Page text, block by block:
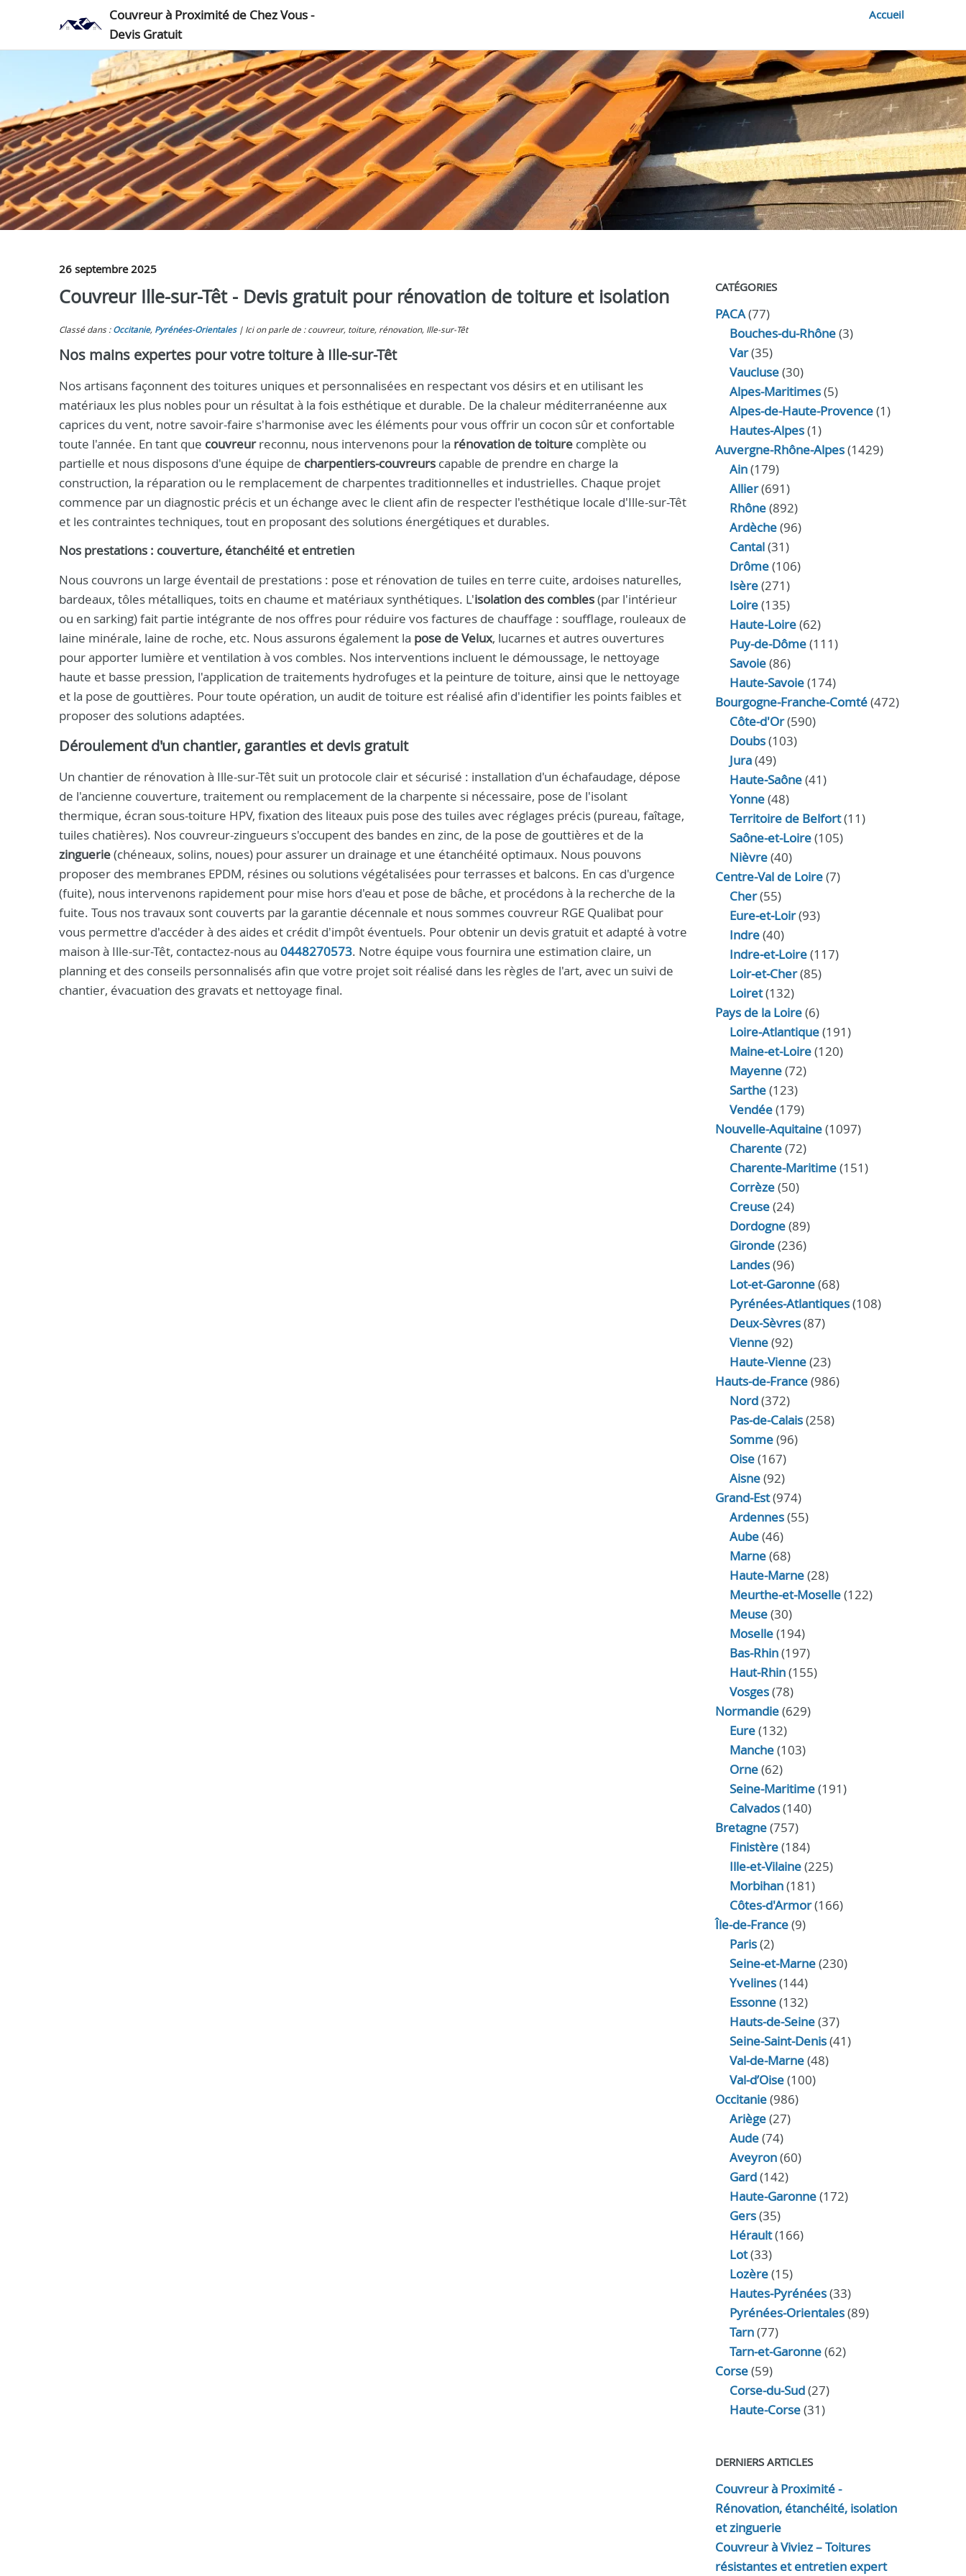
Couvreur à Proximité de Chez Vous -
Devis Gratuit
Accueil
26 septembre 2025
Couvreur Ille-sur-Têt - Devis gratuit pour rénovation de toiture et isolation
Classé dans : Occitanie, Pyrénées-Orientales Ici on parle de : couvreur, toiture, rénovation, Ille-sur-Têt
Nos mains expertes pour votre toiture à Ille-sur-Têt
Nos artisans façonnent des toitures uniques et personnalisées en respectant vos désirs et en utilisant les
matériaux les plus nobles pour un résultat à la fois esthétique et durable. De la chaleur méditerranéenne aux
caprices du vent, notre savoir-faire s'harmonise avec les éléments pour vous offrir un cocon sûr et confortable
toute l'année. En tant que couvreurreconnu, nous intervenons pour la rénovation de toiture complète ou
partielle et nous disposons d'une équipe de charpentiers-couvreurs capable de prendre en charge la
construction, la réparation ou le remplacement de charpentes traditionnelles et industrielles. Chaque projet
commence par un diagnostic précis et un échange avec le client afin de respecter l'esthétique locale d'Ille-sur-Têt
et les contraintes techniques, tout en proposant des solutions énergétiques et durables.
Nos prestations : couverture, étanchéité et entretien
Nous couvrons un large éventail de prestations : pose et rénovation de tuiles en terre cuite, ardoises naturelles,
bardeaux, tôles métalliques, toits en chaume et matériaux synthétiques. L'isolation des combles(par l'intérieur
ou en sarking) fait partie intégrante de nos offres pour réduire vos factures de chauffage : soufflage, rouleaux de
laine minérale, laine de roche, etc. Nous assurons également la pose de Velux, lucarnes et autres ouvertures
pour apporter lumière et ventilation à vos combles. Nos interventions incluent le démoussage, le nettoyage
haute et basse pression, l'application de traitements hydrofuges et la peinture de toiture, ainsi que le nettoyage
et la pose de gouttières. Pour toute opération, un audit de toiture est réalisé afin d'identifier les points faibles et
proposer des solutions adaptées.
Déroulement d'un chantier, garanties et devis gratuit
Un chantier de rénovation à Ille-sur-Têt suit un protocole clair et sécurisé : installation d'un échafaudage, dépose
de l'ancienne couverture, traitement ou remplacement de la charpente si nécessaire, pose de l'isolant
thermique, écran sous-toiture HPV, fixation des liteaux puis pose des tuiles avec réglages précis (pureau, faîtage,
tuiles chatières). Nos couvreur-zingueurs s'occupent des bandes en zinc, de la pose de gouttières et de la
zinguerie(chéneaux, solins, noues) pour assurer un drainage et une étanchéité optimaux. Nous pouvons
proposer des membranes EPDM, résines ou solutions végétalisées pour terrasses et balcons. En cas d'urgence
(fuite), nous intervenons rapidement pour mise hors d'eau et pose de bâche, et procédons à la recherche de la
fuite. Tous nos travaux sont couverts par la garantie décennale et nous sommes couvreur RGE Qualibat pour
vous permettre d'accéder à des aides et crédit d'impôt éventuels. Pour obtenir un devis gratuit et adapté à votre
maison à Ille-sur-Têt, contactez-nous au 0448270573. Notre équipe vous fournira une estimation claire, un
planning et des conseils personnalisés afin que votre projet soit réalisé dans les règles de l'art, avec un suivi de
chantier, évacuation des gravats et nettoyage final.
CATÉGORIES
PACA(77)
Bouches-du-Rhône(3)
Var(35)
Vaucluse(30)
Alpes-Maritimes(5)
Alpes-de-Haute-Provence(1)
Hautes-Alpes(1)
Auvergne-Rhône-Alpes(1429)
Ain(179)
Allier(691)
Rhône(892)
Ardèche(96)
Cantal(31)
Drôme(106)
Isère(271)
Loire(135)
Haute-Loire(62)
Puy-de-Dôme(111)
Savoie(86)
Haute-Savoie(174)
Bourgogne-Franche-Comté(472)
Côte-d'Or(590)
Doubs(103)
Jura(49)
Haute‑Saône(41)
Yonne(48)
Territoire de Belfort(11)
Saône-et-Loire(105)
Nièvre(40)
Centre-Val de Loire(7)
Cher(55)
Eure‑et‑Loir(93)
Indre(40)
Indre‑et‑Loire(117)
Loir‑et‑Cher(85)
Loiret(132)
Pays de la Loire(6)
Loire-Atlantique(191)
Maine-et-Loire(120)
Mayenne(72)
Sarthe(123)
Vendée(179)
Nouvelle-Aquitaine(1097)
Charente(72)
Charente-Maritime(151)
Corrèze(50)
Creuse(24)
Dordogne(89)
Gironde(236)
Landes(96)
Lot-et-Garonne(68)
Pyrénées-Atlantiques(108)
Deux-Sèvres(87)
Vienne(92)
Haute-Vienne(23)
Hauts-de-France(986)
Nord(372)
Pas-de-Calais(258)
Somme(96)
Oise(167)
Aisne(92)
Grand-Est(974)
Ardennes(55)
Aube(46)
Marne(68)
Haute-Marne(28)
Meurthe-et-Moselle(122)
Meuse(30)
Moselle(194)
Bas-Rhin(197)
Haut-Rhin(155)
Vosges(78)
Normandie(629)
Eure(132)
Manche(103)
Orne(62)
Seine-Maritime(191)
Calvados(140)
Bretagne(757)
Finistère(184)
Ille-et-Vilaine(225)
Morbihan(181)
Côtes-d'Armor(166)
Île-de-France(9)
Paris(2)
Seine-et-Marne(230)
Yvelines(144)
Essonne(132)
Hauts-de-Seine(37)
Seine-Saint-Denis(41)
Val-de-Marne(48)
Val-d’Oise(100)
Occitanie(986)
Ariège(27)
Aude(74)
Aveyron(60)
Gard(142)
Haute-Garonne(172)
Gers(35)
Hérault(166)
Lot(33)
Lozère(15)
Hautes-Pyrénées(33)
Pyrénées-Orientales(89)
Tarn(77)
Tarn-et-Garonne(62)
Corse(59)
Corse-du-Sud(27)
Haute-Corse(31)
DERNIERS ARTICLES
Couvreur à Proximité -
Rénovation, étanchéité, isolation
et zinguerie
Couvreur à Viviez – Toitures
résistantes et entretien expert